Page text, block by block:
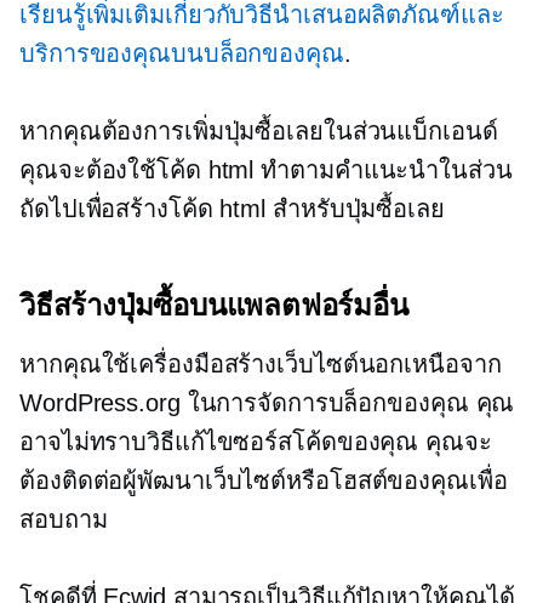
เรียนรู้เพิ่มเติมเกี่ยวกับวิธีนำเสนอผลิตภัณฑ์และ
บริการของคุณบนบล็อกของคุณ.
หากคุณต้องการเพิ่มปุ่มซื้อเลยในส่วนแบ็กเอนด์
คุณจะต้องใช้โค้ด html ทำตามคำแนะนำในส่วน
ถัดไปเพื่อสร้างโค้ด html สำหรับปุ่มซื้อเลย
วิธีสร้างปุ่มซื้อบนแพลตฟอร์มอื่น
หากคุณใช้เครื่องมือสร้างเว็บไซต์นอกเหนือจาก
WordPress.org ในการจัดการบล็อกของคุณ คุณ
อาจไม่ทราบวิธีแก้ไขซอร์สโค้ดของคุณ คุณจะ
ต้องติดต่อผู้พัฒนาเว็บไซต์หรือโฮสต์ของคุณเพื่อ
สอบถาม
โชคดีที่ Ecwid สามารถเป็นวิธีแก้ปัญหาให้คุณได้